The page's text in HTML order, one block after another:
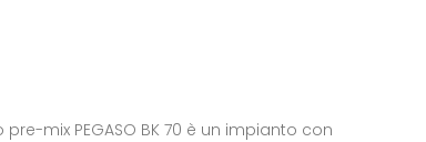
mix PEGASO BK 70 è un impianto con